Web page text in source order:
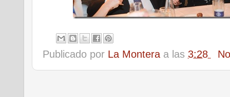
Publicado por La Montera a las 3:28